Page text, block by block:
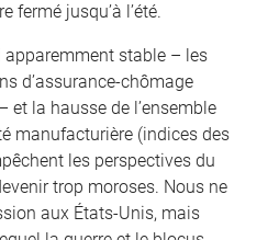
fermé jusqu’à l’été.
apparemment stable – les
d’assurance-chômage
et la hausse de l’ensemble
manufacturière (indices des
les perspectives du
trop moroses. Nous ne
aux États-Unis, mais